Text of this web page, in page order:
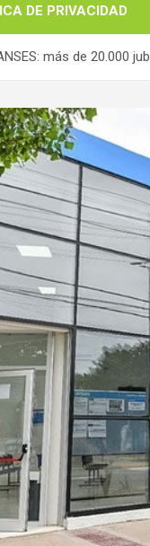
DE PRIVACIDAD
más de 20.000